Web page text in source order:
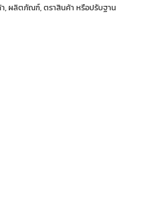
, ผลิตภัณฑ์, ตราสินค้า หรือปรับฐาน